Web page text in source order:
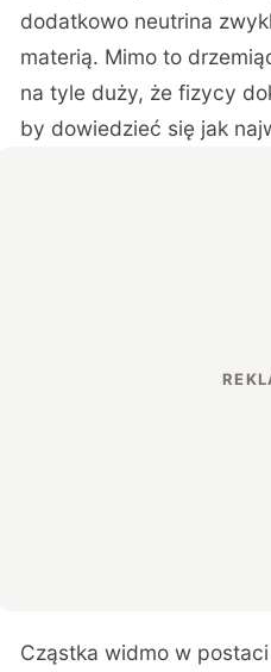
dodatkowo neutrina
materią. Mimo to
na tyle duży, że fizycy
by dowiedzieć się jak
Cząstka widmo w